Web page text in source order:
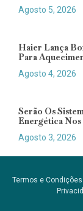
Agosto 5, 2026
Haier Lança
Para
Agosto 4, 2026
Serão Os
Energética
Agosto 3, 2026
Termos e Condições